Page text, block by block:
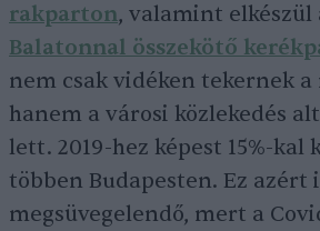
rakparton, valamint elkészül
Balatonnal összekötő
nem csak vidéken tekernek a
hanem a városi közlekedés
lett. 2019-hez képest 15%-kal
többen Budapesten. Ez azért
megsüvegelendő, mert a